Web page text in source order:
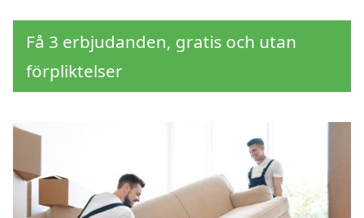
Få 3 erbjudanden, gratis och utan
förpliktelser